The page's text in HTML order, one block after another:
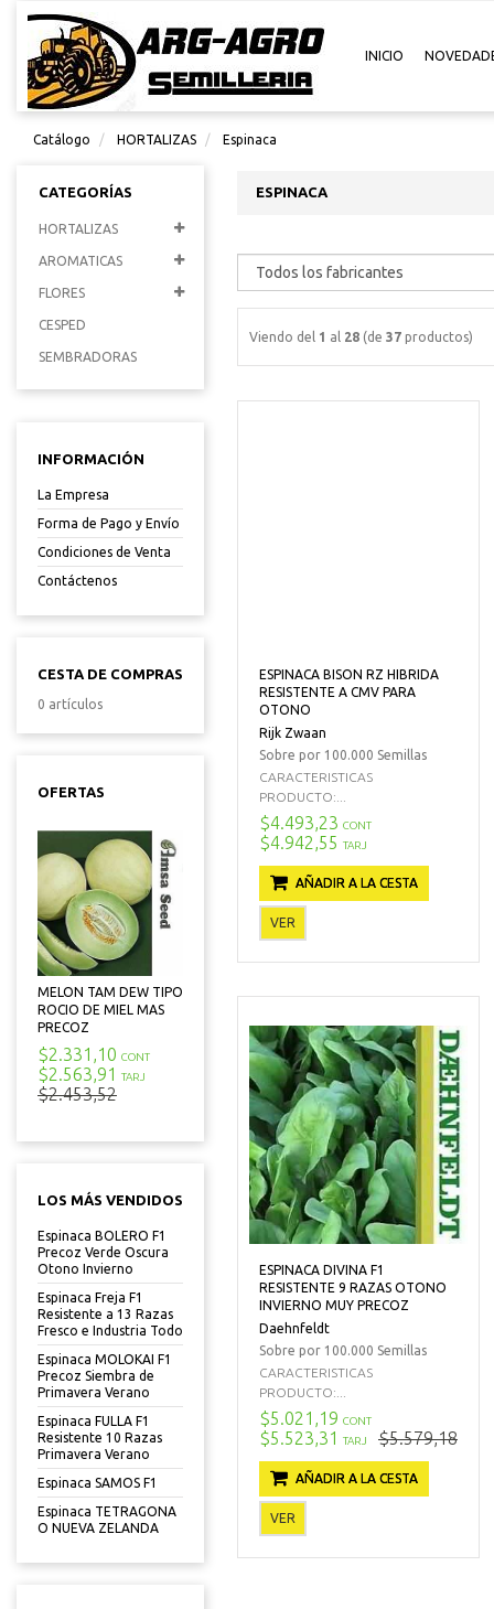
INICIO
Catálogo HORTALIZAS Espinaca
CATEGORÍAS
HORTALIZAS
AROMATICAS
FLORES
CESPED
SEMBRADORAS
INFORMACIÓN
La Empresa
Forma de Pago y Envío
Condiciones de Venta
Contáctenos
CESTA DE COMPRAS
0 artículos
OFERTAS
MELON TAM DEW TIPO
ROCIO DE MIEL MAS
PRECOZ
$2.331,10 CONT
$2.563,91 TARJ
$2.453,52
LOS MÁS VENDIDOS
Espinaca BOLERO F1
Precoz Verde Oscura
Otono Invierno
Espinaca Freja F1
Resistente a 13 Razas
Fresco e Industria Todo
Espinaca MOLOKAI F1
Precoz Siembra de
Primavera Verano
Espinaca FULLA F1
Resistente 10 Razas
Primavera Verano
Espinaca SAMOS F1
Espinaca TETRAGONA
O NUEVA ZELANDA
ESPINACA
Viendo del 1 al 28 (de 37 productos)
ESPINACA BISON RZ HIBRIDA
RESISTENTE A CMV PARA
OTONO
Rijk Zwaan
Sobre por 100.000 Semillas
CARACTERISTICAS
PRODUCTO:...
$4.493,23 CONT
$4.942,55 TARJ
AÑADIR A LA CESTA
VER
ESPINACA DIVINA F1
RESISTENTE 9 RAZAS OTONO
INVIERNO MUY PRECOZ
Daehnfeldt
Sobre por 100.000 Semillas
CARACTERISTICAS
PRODUCTO:...
$5.021,19 CONT
$5.523,31 TARJ $5.579,18
AÑADIR A LA CESTA
VER